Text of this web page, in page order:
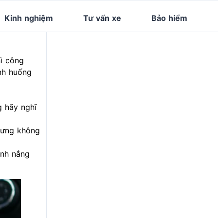
Kinh nghiệm Tư vấn xe Bảo hiểm
công
huống
hãy nghĩ
không
nắng